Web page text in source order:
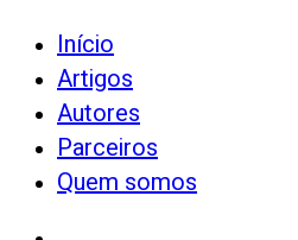
Início
Artigos
Autores
Parceiros
Quem somos